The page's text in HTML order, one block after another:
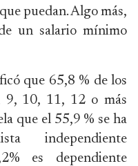
puedan. Algo más,
un salario mínimo
que 65,8 % de los
9, 10, 11, 12 o más
que el 55,9 % se ha
independiente
es dependiente